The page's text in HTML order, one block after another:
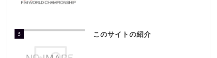
3 このサイトの紹介